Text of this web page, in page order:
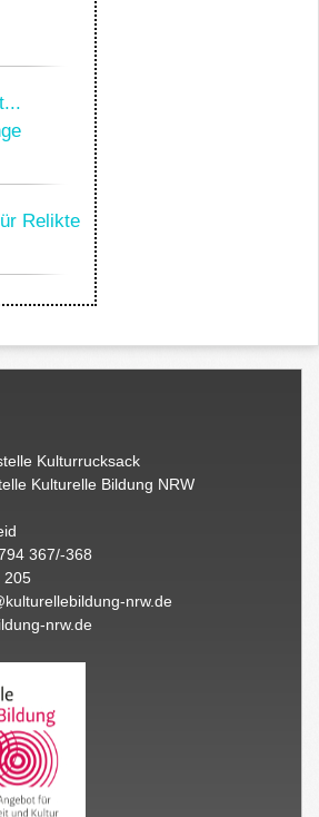
Relikte
Kulturrucksack
Kulturelle Bildung NRW
367/-368
205
nrw.de
nrw.de